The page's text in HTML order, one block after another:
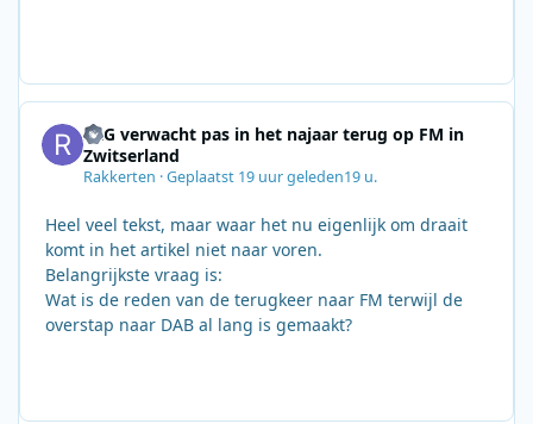
SRG verwacht pas in het najaar terug op FM in
Zwitserland
Rakkerten ·Geplaatst 19 uur geleden19 u.
Heel veel tekst, maar waar het nu eigenlijk om draait
komt in het artikel niet naar voren.
Belangrijkste vraag is:
Wat is de reden van de terugkeer naar FM terwijl de
overstap naar DAB al lang is gemaakt?